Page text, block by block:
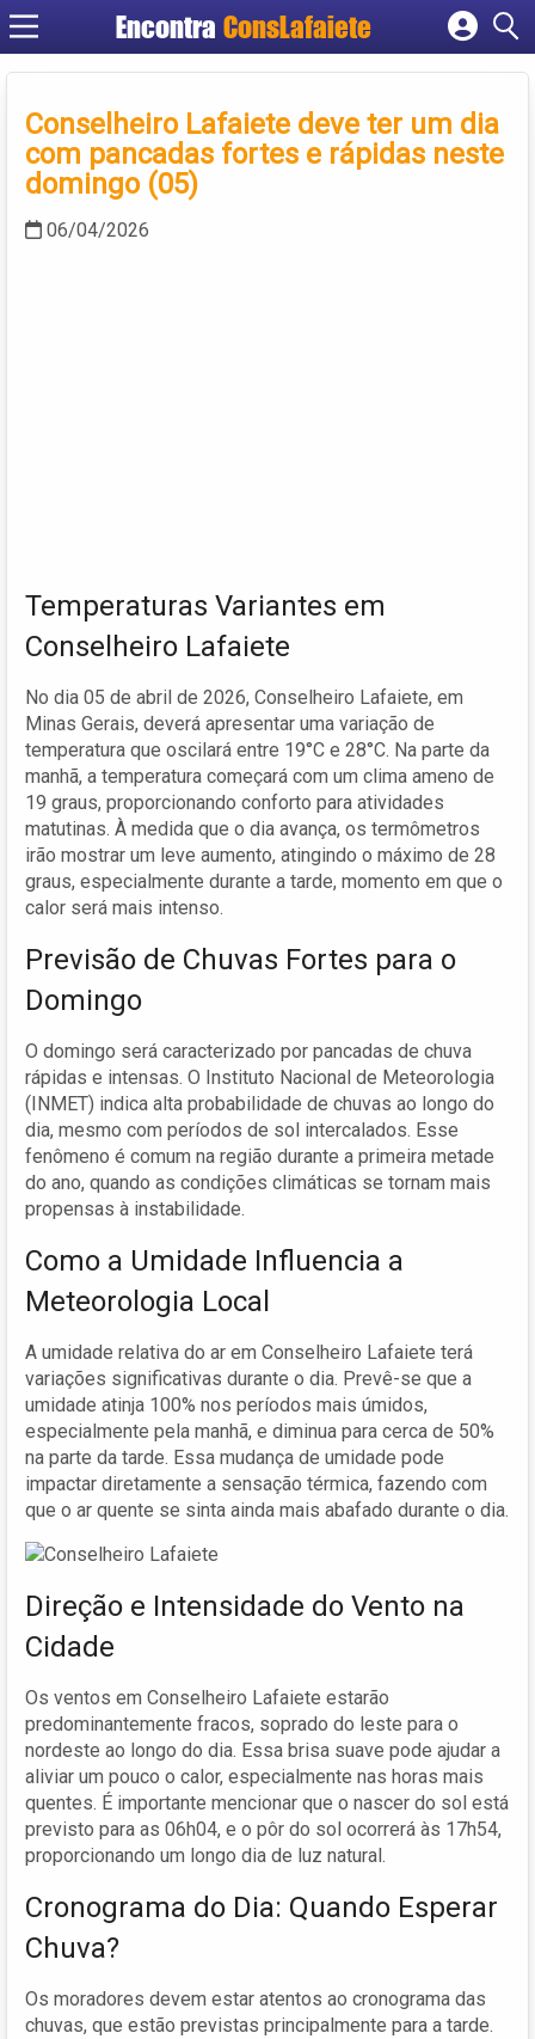
Encontra ConsLafaiete
Cadastrar empresa
Criar conta
Conselheiro Lafaiete deve ter um dia
com pancadas fortes e rápidas neste
domingo (05)
06/04/2026
Temperaturas Variantes em
Conselheiro Lafaiete
No dia 05 de abril de 2026, Conselheiro Lafaiete, em
Minas Gerais, deverá apresentar uma variação de
temperatura que oscilará entre 19°C e 28°C. Na parte da
manhã, a temperatura começará com um clima ameno de
19 graus, proporcionando conforto para atividades
matutinas. À medida que o dia avança, os termômetros
irão mostrar um leve aumento, atingindo o máximo de 28
graus, especialmente durante a tarde, momento em que o
calor será mais intenso.
Previsão de Chuvas Fortes para o
Domingo
O domingo será caracterizado por pancadas de chuva
rápidas e intensas. O Instituto Nacional de Meteorologia
(INMET) indica alta probabilidade de chuvas ao longo do
dia, mesmo com períodos de sol intercalados. Esse
fenômeno é comum na região durante a primeira metade
do ano, quando as condições climáticas se tornam mais
propensas à instabilidade.
Como a Umidade Influencia a
Meteorologia Local
A umidade relativa do ar em Conselheiro Lafaiete terá
variações significativas durante o dia. Prevê-se que a
umidade atinja 100% nos períodos mais úmidos,
especialmente pela manhã, e diminua para cerca de 50%
na parte da tarde. Essa mudança de umidade pode
impactar diretamente a sensação térmica, fazendo com
que o ar quente se sinta ainda mais abafado durante o dia.
Direção e Intensidade do Vento na
Cidade
Os ventos em Conselheiro Lafaiete estarão
predominantemente fracos, soprado do leste para o
nordeste ao longo do dia. Essa brisa suave pode ajudar a
aliviar um pouco o calor, especialmente nas horas mais
quentes. É importante mencionar que o nascer do sol está
previsto para as 06h04, e o pôr do sol ocorrerá às 17h54,
proporcionando um longo dia de luz natural.
Cronograma do Dia: Quando Esperar
Chuva?
Os moradores devem estar atentos ao cronograma das
chuvas, que estão previstas principalmente para a tarde.